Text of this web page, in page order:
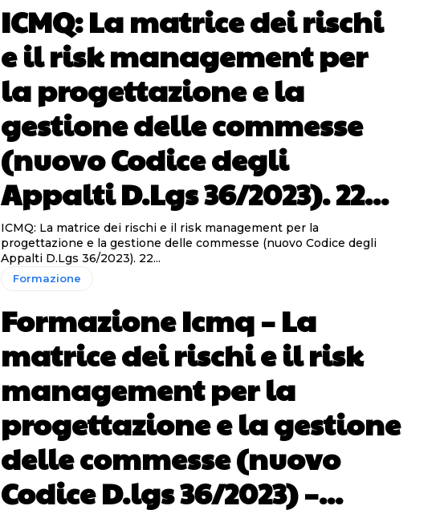
ICMQ: La matrice dei rischi
e il risk management per
la progettazione e la
gestione delle commesse
(nuovo Codice degli
Appalti D.Lgs 36/2023). 22...
ICMQ: La matrice dei rischi e il risk management per la
progettazione e la gestione delle commesse (nuovo Codice degli
Appalti D.Lgs 36/2023). 22...
Formazione
Formazione Icmq – La
matrice dei rischi e il risk
management per la
progettazione e la gestione
delle commesse (nuovo
Codice D.lgs 36/2023) –...